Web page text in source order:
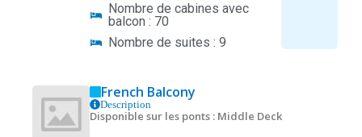
Nombre de cabines avec
balcon : 70
Nombre de suites : 9
French Balcony
Description
Disponible sur les ponts : Middle Deck